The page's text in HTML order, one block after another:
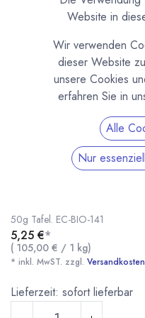
Bio Schokolade Paccari
(0 Rezension)
50g Tafel. EC-BIO-141
5,25 €*
( 105,00 € / 1 kg)
* inkl. MwST. zzgl. Versandkosten
Lieferzeit: sofort lieferbar
Website in
Wir verwenden
dieser Website
unsere Cookies
erfahren Sie in
Alle
Nur